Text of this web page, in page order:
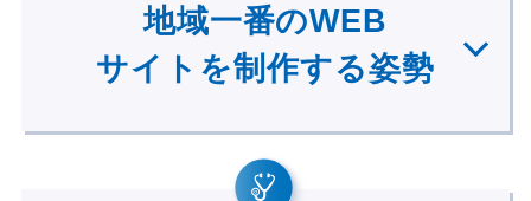
地域一番のWEB
サイトを制作する姿勢